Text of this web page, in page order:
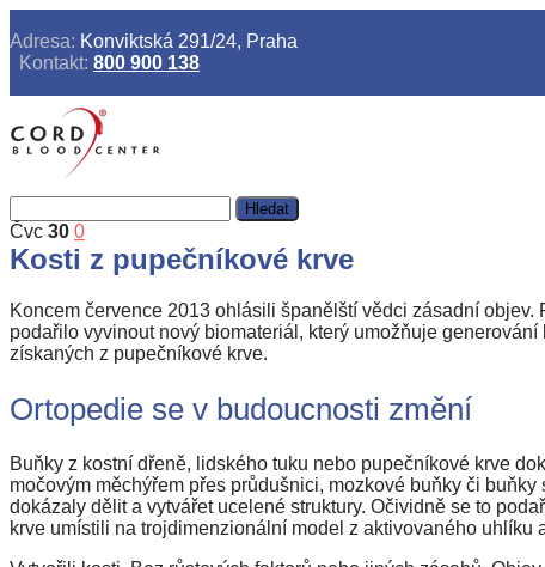
Adresa: Konviktská 291/24, Praha
Kontakt: 800 900 138
Čvc 30 0
Kosti z pupečníkové krve
Koncem července 2013 ohlásili španělští vědci zásadní
podařilo vyvinout nový biomateriál, který umožňuje
získaných z pupečníkové krve.
Ortopedie se v budoucnosti změní
Buňky z kostní dřeně, lidského tuku nebo pupečníkové krve
močovým měchýřem přes průdušnici, mozkové buňky či
dokázaly dělit a vytvářet ucelené struktury. Očividně se to
krve umístili na trojdimenzionální model z aktivovaného uhlíku